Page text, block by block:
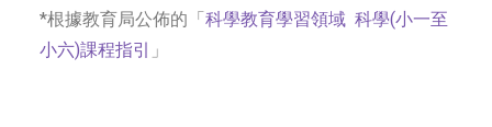
*根據教育局公佈的「科學教育學習領域 科學(小一至
小六)課程指引 」